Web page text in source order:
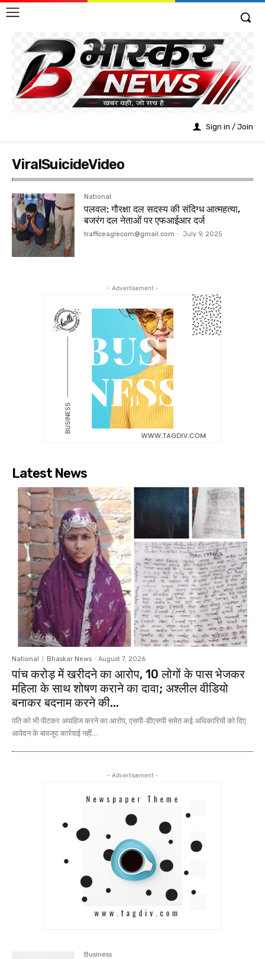
Sign in / Join
ViralSuicideVideo
National
पलवल: गौरक्षा दल सदस्य की संदिग्ध आत्महत्या,
बजरंग दल नेताओं पर एफआईआर दर्ज
trafficeaglecom@gmail.com - July 9, 2025
- Advertisement -
Latest News
National Bhaskar News - August 7, 2026
पांच करोड़ में खरीदने का आरोप, 10 लोगों के पास भेजकर
महिला के साथ शोषण कराने का दावा; अश्लील वीडियो
बनाकर बदनाम करने की...
पति को भी पीटकर अपाहिज करने का आरोप, एसपी-डीएसपी समेत कई अधिकारियों को दिए
आवेदन के बावजूद कार्रवाई नहीं...
- Advertisement -
Business